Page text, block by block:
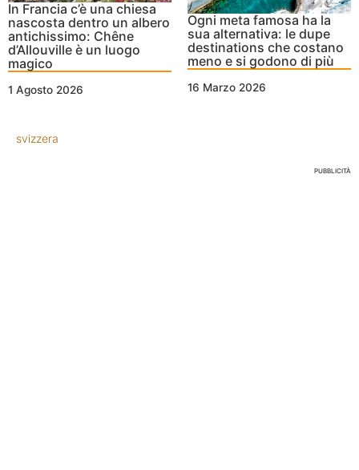
In Francia c’è una chiesa
nascosta dentro un albero
antichissimo: Chêne
d’Allouville è un luogo
magico
1 Agosto 2026
Ogni meta famosa ha la
sua alternativa: le dupe
destinations che costano
meno e si godono di più
16 Marzo 2026
svizzera
PUBBLICITÀ